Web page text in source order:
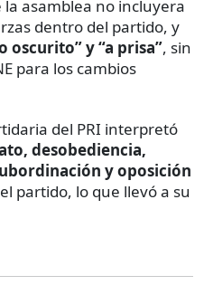
la asamblea no incluyera
dentro del partido, y
oscurito” y “a prisa”, sin
para los cambios
del PRI interpretó
desobediencia,
y oposición
partido, lo que llevó a su